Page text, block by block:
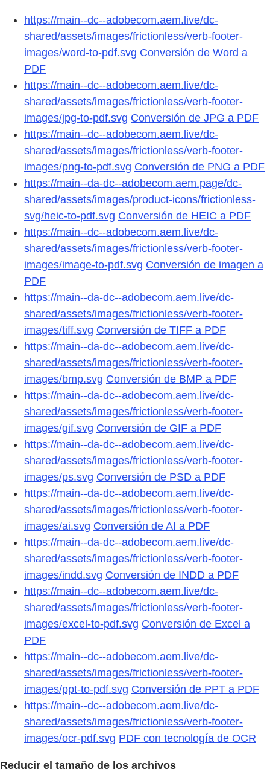
https://main--dc--adobecom.aem.live/dc-
shared/assets/images/frictionless/verb-footer-
images/word-to-pdf.svg Conversión de Word a
PDF
https://main--dc--adobecom.aem.live/dc-
shared/assets/images/frictionless/verb-footer-
images/jpg-to-pdf.svg Conversión de JPG a PDF
https://main--dc--adobecom.aem.live/dc-
shared/assets/images/frictionless/verb-footer-
images/png-to-pdf.svg Conversión de PNG a PDF
https://main--da-dc--adobecom.aem.page/dc-
shared/assets/images/product-icons/frictionless-
svg/heic-to-pdf.svg Conversión de HEIC a PDF
https://main--dc--adobecom.aem.live/dc-
shared/assets/images/frictionless/verb-footer-
images/image-to-pdf.svg Conversión de imagen a
PDF
https://main--da-dc--adobecom.aem.live/dc-
shared/assets/images/frictionless/verb-footer-
images/tiff.svg Conversión de TIFF a PDF
https://main--da-dc--adobecom.aem.live/dc-
shared/assets/images/frictionless/verb-footer-
images/bmp.svg Conversión de BMP a PDF
https://main--da-dc--adobecom.aem.live/dc-
shared/assets/images/frictionless/verb-footer-
images/gif.svg Conversión de GIF a PDF
https://main--da-dc--adobecom.aem.live/dc-
shared/assets/images/frictionless/verb-footer-
images/ps.svg Conversión de PSD a PDF
https://main--da-dc--adobecom.aem.live/dc-
shared/assets/images/frictionless/verb-footer-
images/ai.svg Conversión de AI a PDF
https://main--da-dc--adobecom.aem.live/dc-
shared/assets/images/frictionless/verb-footer-
images/indd.svg Conversión de INDD a PDF
https://main--dc--adobecom.aem.live/dc-
shared/assets/images/frictionless/verb-footer-
images/excel-to-pdf.svg Conversión de Excel a
PDF
https://main--dc--adobecom.aem.live/dc-
shared/assets/images/frictionless/verb-footer-
images/ppt-to-pdf.svg Conversión de PPT a PDF
https://main--dc--adobecom.aem.live/dc-
shared/assets/images/frictionless/verb-footer-
images/ocr-pdf.svg PDF con tecnología de OCR
Reducir el tamaño de los archivos